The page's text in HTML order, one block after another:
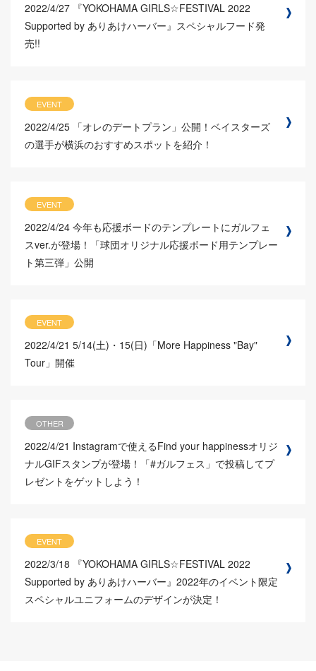
2022/4/27 『YOKOHAMA GIRLS☆FESTIVAL 2022
Supported by ありあけハーバー』スペシャルフード発
売!!
EVENT
2022/4/25 「オレのデートプラン」公開！ベイスターズ
の選手が横浜のおすすめスポットを紹介！
EVENT
2022/4/24 今年も応援ボードのテンプレートにガルフェ
スver.が登場！「球団オリジナル応援ボード用テンプレー
ト第三弾」公開
EVENT
2022/4/21 5/14(土)・15(日)「More Happiness "Bay"
Tour」開催
OTHER
2022/4/21 Instagramで使えるFind your happinessオリジ
ナルGIFスタンプが登場！「#ガルフェス」で投稿してプ
レゼントをゲットしよう！
EVENT
2022/3/18
『YOKOHAMA GIRLS☆FESTIVAL 2022
Supported by ありあけハーバー』2022年のイベント限定
スペシャルユニフォームのデザインが決定！